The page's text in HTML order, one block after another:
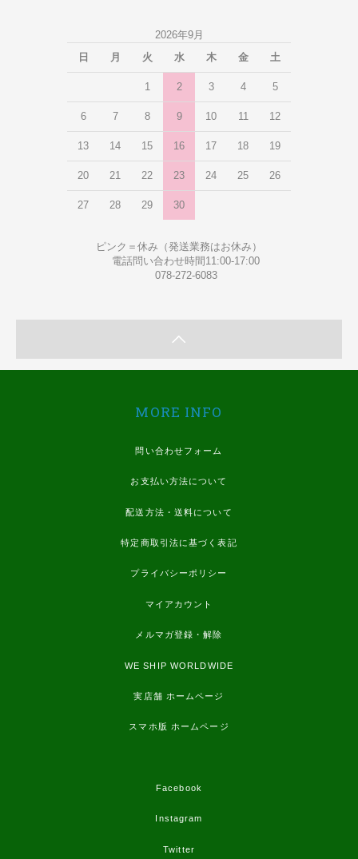
2026年9月
日
月 火 水 木 金 土
1 2 3 4 5
6 7 8 9 10 11 12
13 14 15 16 17 18 19
20 21 22 23 24 25 26
27 28 29 30
ピンク＝休み（発送業務はお休み）
電話問い合わせ時間11:00-17:00
078-272-6083
MORE INFO
問い合わせフォーム
お支払い方法について
配送方法・送料について
特定商取引法に基づく表記
プライバシーポリシー
マイアカウント
メルマガ登録・解除
WE SHIP WORLDWIDE
実店舗 ホームページ
スマホ版 ホームページ
Facebook
Instagram
Twitter